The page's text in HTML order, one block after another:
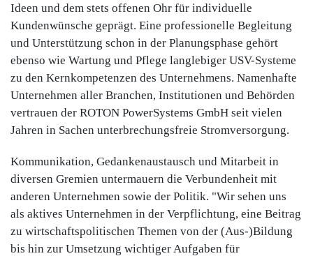
Ideen und dem stets offenen Ohr für individuelle
Kundenwünsche geprägt. Eine professionelle Begleitung
und Unterstützung schon in der Planungsphase gehört
ebenso wie Wartung und Pflege langlebiger USV-Systeme
zu den Kernkompetenzen des Unternehmens. Namenhafte
Unternehmen aller Branchen, Institutionen und Behörden
vertrauen der ROTON PowerSystems GmbH seit vielen
Jahren in Sachen unterbrechungsfreie Stromversorgung.
Kommunikation, Gedankenaustausch und Mitarbeit in
diversen Gremien untermauern die Verbundenheit mit
anderen Unternehmen sowie der Politik. "Wir sehen uns
als aktives Unternehmen in der Verpflichtung, eine Beitrag
zu wirtschaftspolitischen Themen von der (Aus-)Bildung
bis hin zur Umsetzung wichtiger Aufgaben für